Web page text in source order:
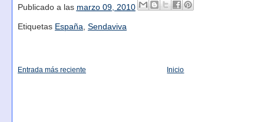
Publicado a las marzo 09, 2010
Etiquetas España, Sendaviva
Entrada más reciente Inicio